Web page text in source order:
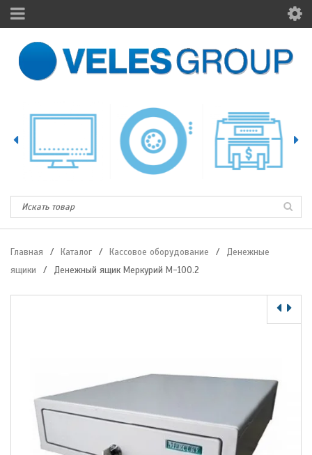
Главная / Каталог / Кассовое оборудование /
Денежные
ящики
/ Денежный ящик Меркурий М-100.2